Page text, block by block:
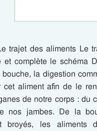
trajet des aliments Le
et complète le schéma
la digestion
cet aliment afin de le
de notre corps : du
nos jambes. De la
broyés, les aliments